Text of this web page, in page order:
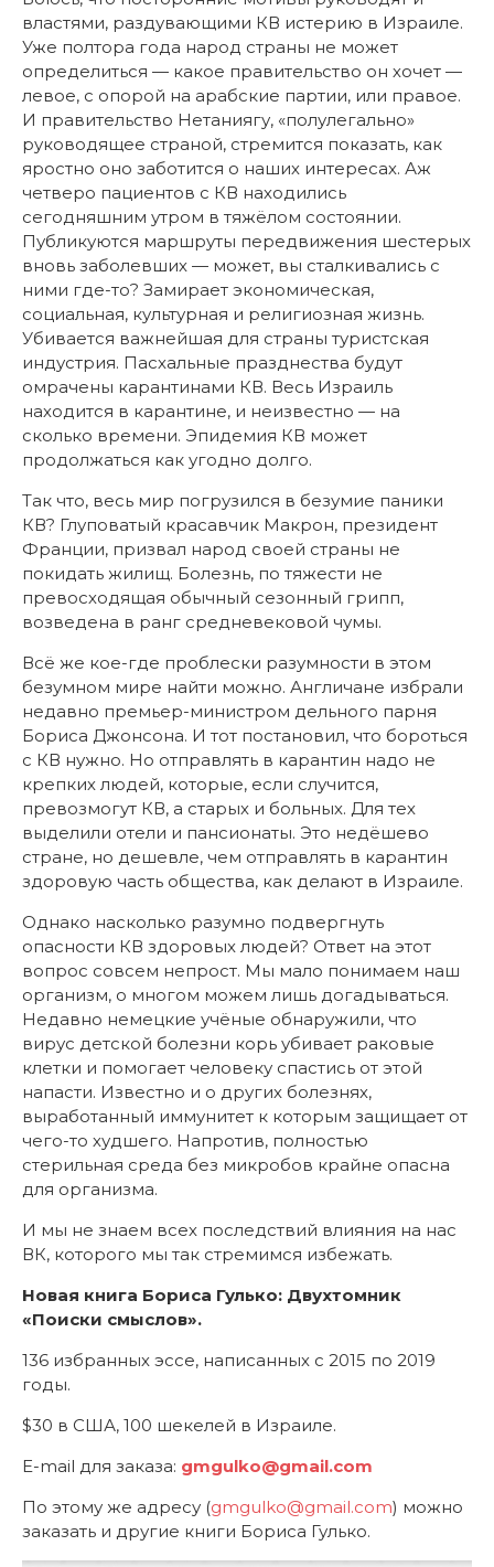
властями, раздувающими КВ истерию в Израиле.
Уже полтора года народ страны не может
определиться — какое правительство он хочет —
левое, с опорой на арабские партии, или правое.
И правительство Нетаниягу, «полулегально»
руководящее страной, стремится показать, как
яростно оно заботится о наших интересах. Аж
четверо пациентов с КВ находились
сегодняшним утром в тяжёлом состоянии.
Публикуются маршруты передвижения шестерых
вновь заболевших — может, вы сталкивались с
ними где-то? Замирает экономическая,
социальная, культурная и религиозная жизнь.
Убивается важнейшая для страны туристская
индустрия. Пасхальные празднества будут
омрачены карантинами КВ. Весь Израиль
находится в карантине, и неизвестно — на
сколько времени. Эпидемия КВ может
продолжаться как угодно долго.
Так что, весь мир погрузился в безумие паники
КВ? Глуповатый красавчик Макрон, президент
Франции, призвал народ своей страны не
покидать жилищ. Болезнь, по тяжести не
превосходящая обычный сезонный грипп,
возведена в ранг средневековой чумы.
Всё же кое-где проблески разумности в этом
безумном мире найти можно. Англичане избрали
недавно премьер-министром дельного парня
Бориса Джонсона. И тот постановил, что бороться
с КВ нужно. Но отправлять в карантин надо не
крепких людей, которые, если случится,
превозмогут КВ, а старых и больных. Для тех
выделили отели и пансионаты. Это недёшево
стране, но дешевле, чем отправлять в карантин
здоровую часть общества, как делают в Израиле.
Однако насколько разумно подвергнуть
опасности КВ здоровых людей? Ответ на этот
вопрос совсем непрост. Мы мало понимаем наш
организм, о многом можем лишь догадываться.
Недавно немецкие учёные обнаружили, что
вирус детской болезни корь убивает раковые
клетки и помогает человеку спастись от этой
напасти. Известно и о других болезнях,
выработанный иммунитет к которым защищает от
чего-то худшего. Напротив, полностью
стерильная среда без микробов крайне опасна
для организма.
И мы не знаем всех последствий влияния на нас
ВК, которого мы так стремимся избежать.
Новая книга Бориса Гулько: Двухтомник
«Поиски смыслов».
136 избранных эссе, написанных с 2015 по 2019
годы.
$30 в США, 100 шекелей в Израиле.
E-mail для заказа: gmgulko@gmail.com
По этому же адресу (gmgulko@gmail.com) можно
заказать и другие книги Бориса Гулько.